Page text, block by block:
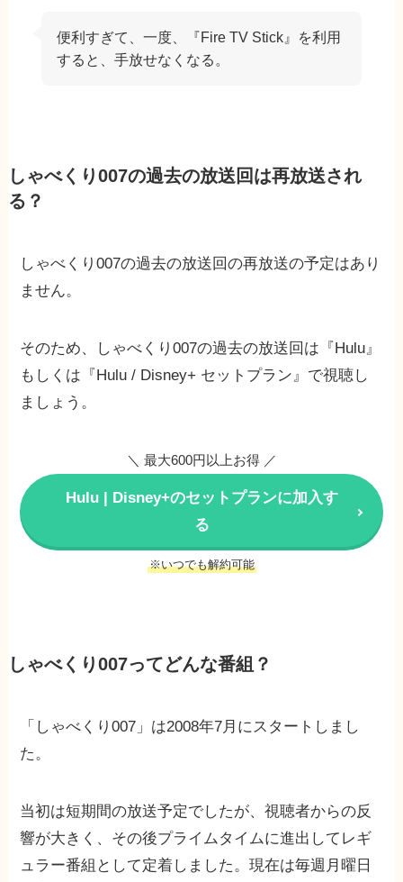
便利すぎて、一度、『Fire TV Stick』を利用
すると、手放せなくなる。
しゃべくり007の過去の放送回は再放送され
る？
しゃべくり007の過去の放送回の再放送の予定はあり
ません。
そのため、しゃべくり007の過去の放送回は『Hulu』
もしくは『Hulu / Disney+ セットプラン』で視聴し
ましょう。
＼ 最大600円以上お得 ／
Hulu | Disney+のセットプランに加入す
る
※いつでも解約可能
しゃべくり007ってどんな番組？
「しゃべくり007」は2008年7月にスタートしまし
た。
当初は短期間の放送予定でしたが、視聴者からの反
響が大きく、その後プライムタイムに進出してレギ
ュラー番組として定着しました。現在は毎週月曜日